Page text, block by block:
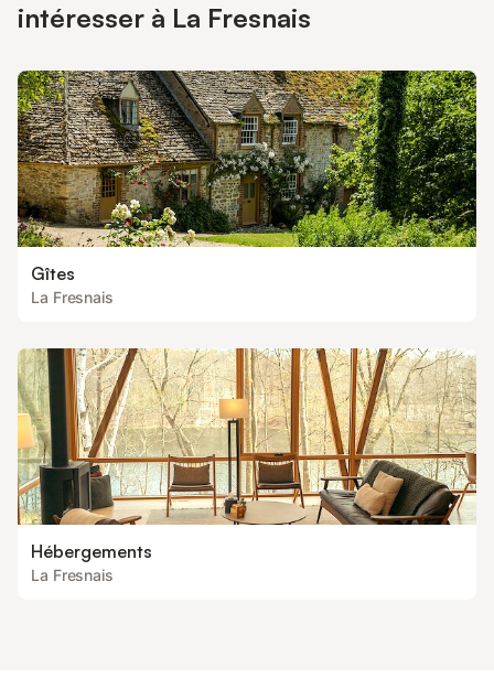
intéresser à La Fresnais
Gîtes
La Fresnais
Hébergements
La Fresnais